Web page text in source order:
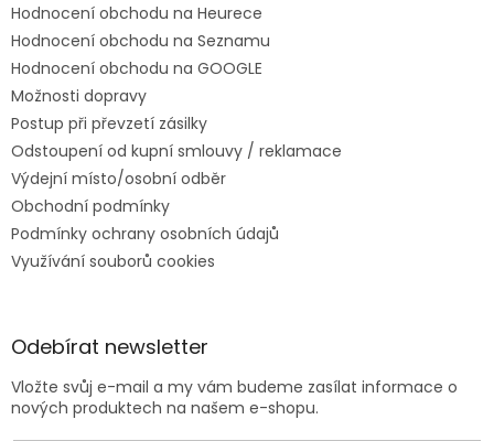
Hodnocení obchodu na Heurece
Hodnocení obchodu na Seznamu
Hodnocení obchodu na GOOGLE
Možnosti dopravy
Postup při převzetí zásilky
Odstoupení od kupní smlouvy / reklamace
Výdejní místo/osobní odběr
Obchodní podmínky
Podmínky ochrany osobních údajů
Využívání souborů cookies
Odebírat newsletter
Vložte svůj e-mail a my vám budeme zasílat informace o
nových produktech na našem e-shopu.